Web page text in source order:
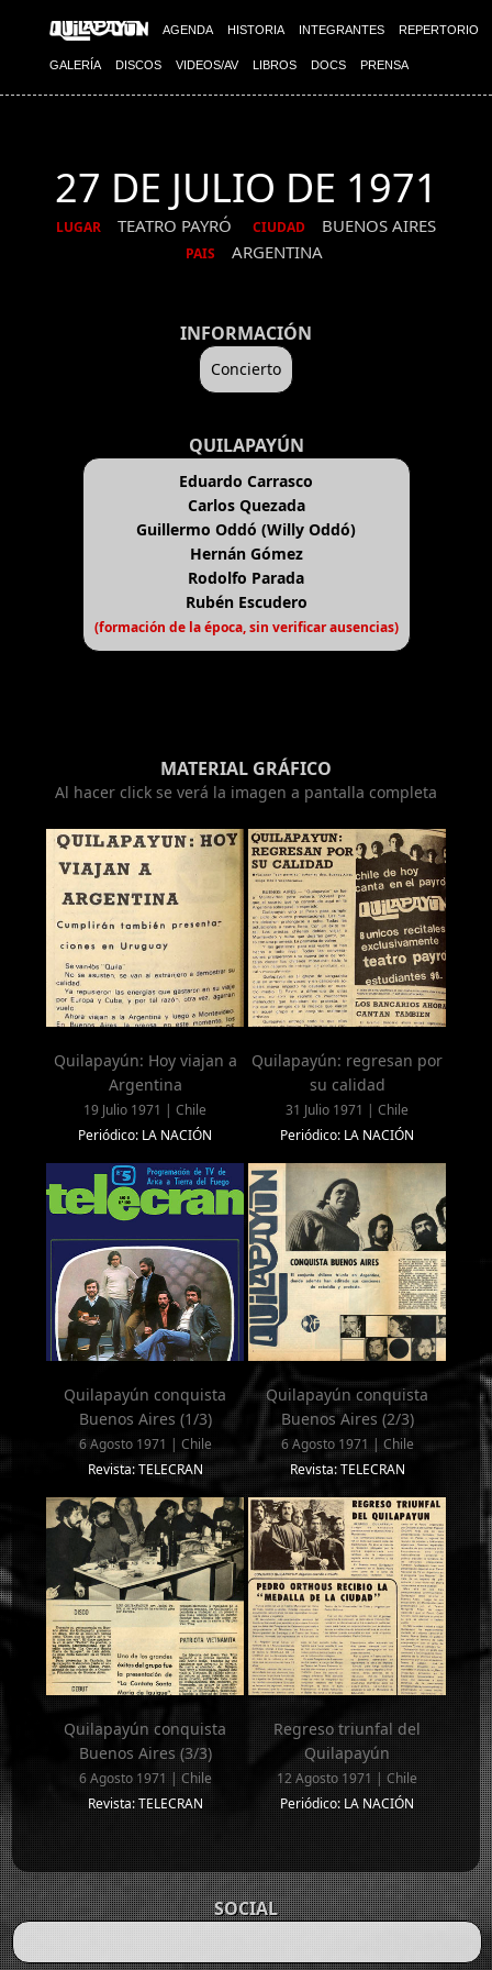
AGENDA HISTORIA INTEGRANTES REPERTORIO
GALERÍA DISCOS VIDEOS/AV LIBROS DOCS PRENSA
27 DE JULIO DE 1971
LUGAR TEATRO PAYRÓ CIUDAD BUENOS AIRES
PAIS ARGENTINA
INFORMACIÓN
Concierto
QUILAPAYÚN
Eduardo Carrasco
Carlos Quezada
Guillermo Oddó (Willy Oddó)
Hernán Gómez
Rodolfo Parada
Rubén Escudero
(formación de la época, sin verificar ausencias)
MATERIAL GRÁFICO
Al hacer click se verá la imagen a pantalla completa
Quilapayún: Hoy viajan a
Argentina
19 Julio 1971 | Chile
Periódico: LA NACIÓN
Quilapayún: regresan por
su calidad
31 Julio 1971 | Chile
Periódico: LA NACIÓN
Quilapayún conquista
Buenos Aires (1/3)
6 Agosto 1971 | Chile
Revista: TELECRAN
Quilapayún conquista
Buenos Aires (2/3)
6 Agosto 1971 | Chile
Revista: TELECRAN
Quilapayún conquista
Buenos Aires (3/3)
6 Agosto 1971 | Chile
Revista: TELECRAN
Regreso triunfal del
Quilapayún
12 Agosto 1971 | Chile
Periódico: LA NACIÓN
SOCIAL